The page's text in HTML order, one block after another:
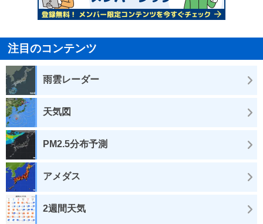
注目のコンテンツ
雨雲レーダー
天気図
PM2.5分布予測
アメダス
2週間天気